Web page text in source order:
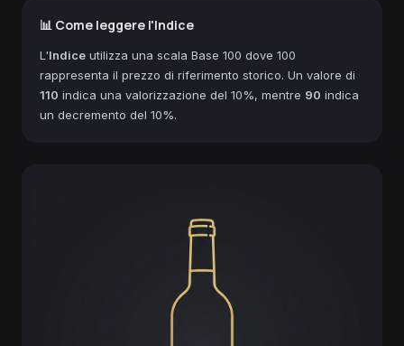
📊 Come leggere l'Indice
L'Indice utilizza una scala Base 100 dove 100
rappresenta il prezzo di riferimento storico. Un valore di
110 indica una valorizzazione del 10%, mentre 90 indica
un decremento del 10%.